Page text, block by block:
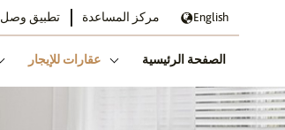
English مركز المساعدة تطبيق وصل
الصفحة الرئيسية عقارات للإيجار